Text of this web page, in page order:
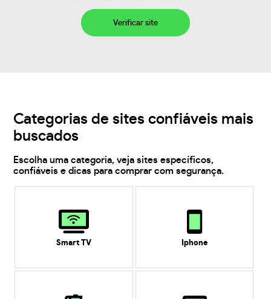
Verificar site
Categorias de sites confiáveis mais
buscados
Escolha uma categoria, veja sites específicos,
confiáveis e dicas para comprar com segurança.
Smart TV Iphone